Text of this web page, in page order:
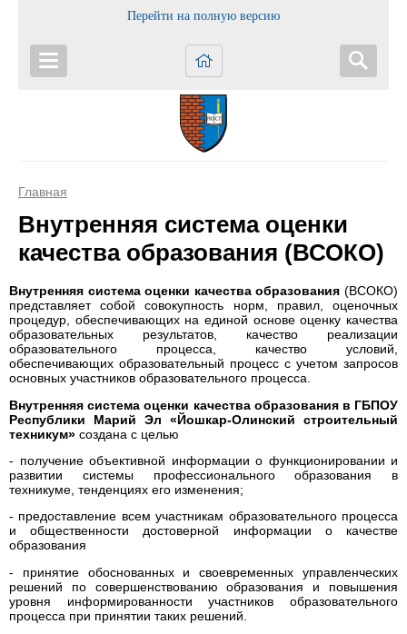
Перейти на полную версию
Главная
Внутренняя система оценки
качества образования (ВСОКО)
Внутренняя система оценки качества образования (ВСОКО)
представляет собой совокупность норм, правил, оценочных
процедур, обеспечивающих на единой основе оценку качества
образовательных результатов, качество реализации
образовательного процесса, качество условий,
обеспечивающих образовательный процесс с учетом запросов
основных участников образовательного процесса.
Внутренняя система оценки качества образования в ГБПОУ
Республики Марий Эл «Йошкар-Олинский строительный
техникум» создана с целью
- получение объективной информации о функционировании и
развитии системы профессионального образования в
техникуме, тенденциях его изменения;
- предоставление всем участникам образовательного процесса
и общественности достоверной информации о качестве
образования
- принятие обоснованных и своевременных управленческих
решений по совершенствованию образования и повышения
уровня информированности участников образовательного
процесса при принятии таких решений.